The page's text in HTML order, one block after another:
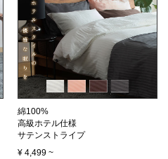
綿100%
高級ホテル仕様
サテンストライプ
¥ 4,499 ~